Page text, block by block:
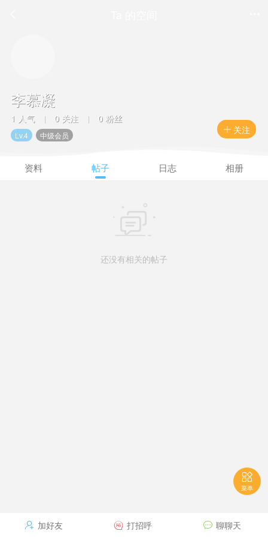
 关注
李慕凝
1 人气 | 0 关注 | 0 粉丝
Lv.4 中级会员
资料 帖子 日志 相册
还没有相关的帖子
 加好友  打招呼  聊聊天

菜单